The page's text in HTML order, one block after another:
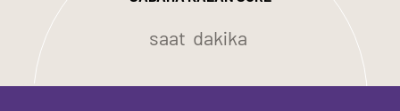
saat dakika